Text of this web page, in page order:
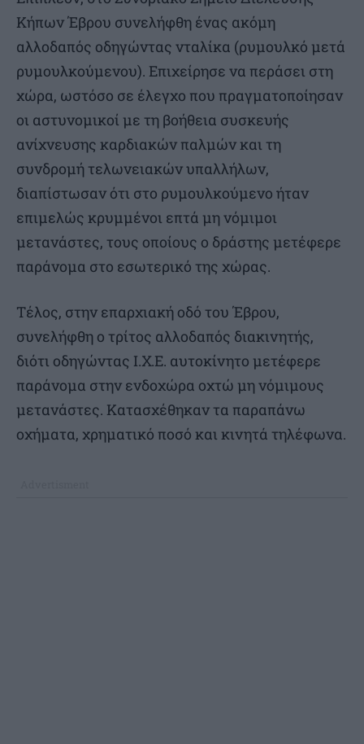
Κήπων Έβρου συνελήφθη ένας ακόμη
αλλοδαπός οδηγώντας νταλίκα (ρυμουλκό μετά
ρυμουλκούμενου). Επιχείρησε να περάσει στη
χώρα, ωστόσο σε έλεγχο που πραγματοποίησαν
οι αστυνομικοί με τη βοήθεια συσκευής
ανίχνευσης καρδιακών παλμών και τη
συνδρομή τελωνειακών υπαλλήλων,
διαπίστωσαν ότι στο ρυμουλκούμενο ήταν
επιμελώς κρυμμένοι επτά μη νόμιμοι
μετανάστες, τους οποίους ο δράστης μετέφερε
παράνομα στο εσωτερικό της χώρας.
Τέλος, στην επαρχιακή οδό του Έβρου,
συνελήφθη ο τρίτος αλλοδαπός διακινητής,
διότι οδηγώντας Ι.Χ.Ε. αυτοκίνητο μετέφερε
παράνομα στην ενδοχώρα οχτώ μη νόμιμους
μετανάστες. Κατασχέθηκαν τα παραπάνω
οχήματα, χρηματικό ποσό και κινητά τηλέφωνα.